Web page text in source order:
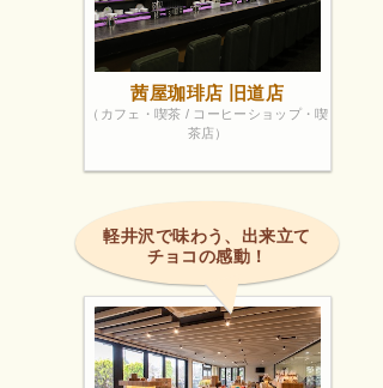
茜屋珈琲店 旧道店
（カフェ・喫茶 / コーヒーショップ・喫
茶店）
軽井沢で味わう、出来立て
チョコの感動！